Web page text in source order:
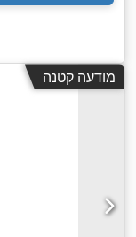
מודעה קטנה